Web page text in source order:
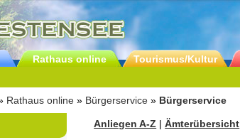
Rathaus online Tourismus/Kultur
Rathaus online » Bürgerservice » Bürgerservice
Anliegen A-Z |Ämterübersicht